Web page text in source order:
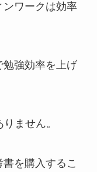
ワークは効率
強効率を上げ
ません。
を購入するこ